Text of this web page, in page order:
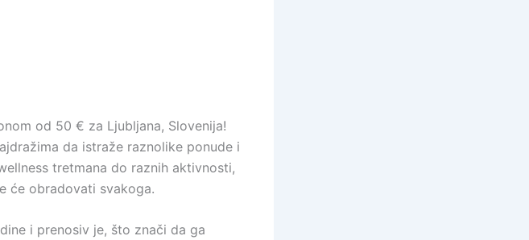
od 50 € za Ljubljana, Slovenija!
da istraže raznolike ponude i
tretmana do raznih aktivnosti,
će obradovati svakoga.
i prenosiv je, što znači da ga